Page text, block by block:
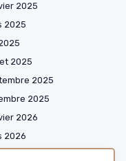
2025
2025
2025
2025
2025
2026
2026